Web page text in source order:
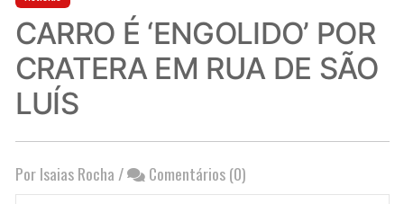
CARRO É ‘ENGOLIDO’ POR
CRATERA EM RUA DE SÃO
LUÍS
Por Isaias Rocha / Comentários (0)